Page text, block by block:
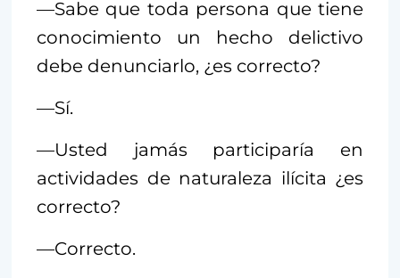
—Sabe que toda persona que tiene
conocimiento un hecho delictivo
debe denunciarlo, ¿es correcto?
—Sí.
—Usted jamás participaría en
actividades de naturaleza ilícita ¿es
correcto?
—Correcto.